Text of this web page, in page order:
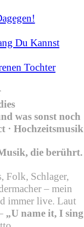
Du Kannst
Tochter
was sonst noch
· Hochzeitsmusik
die berührt.
Folk, Schlager,
– mein
immer live. Laut
„U name it, I sing